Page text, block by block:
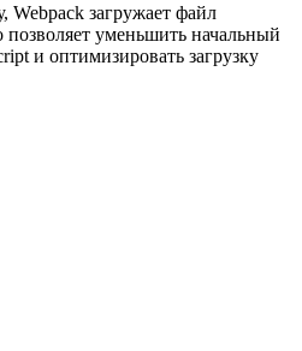
Webpack загружает файл
уменьшить начальный
и оптимизировать загрузку